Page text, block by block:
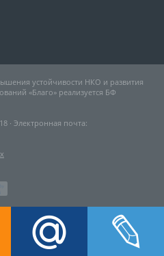
устойчивости НКО и развития
«Благо» реализуется БФ
∙ Электронная почта: